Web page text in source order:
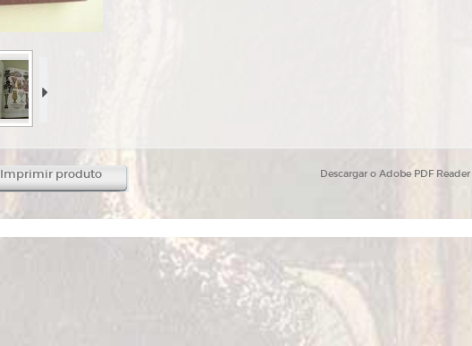
Imprimir produto Descargar o Adobe PDF Reader